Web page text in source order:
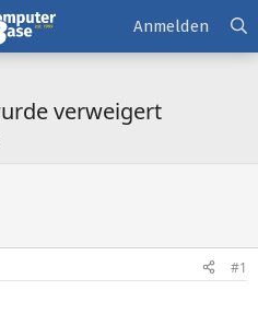
Anmelden
verweigert
#1